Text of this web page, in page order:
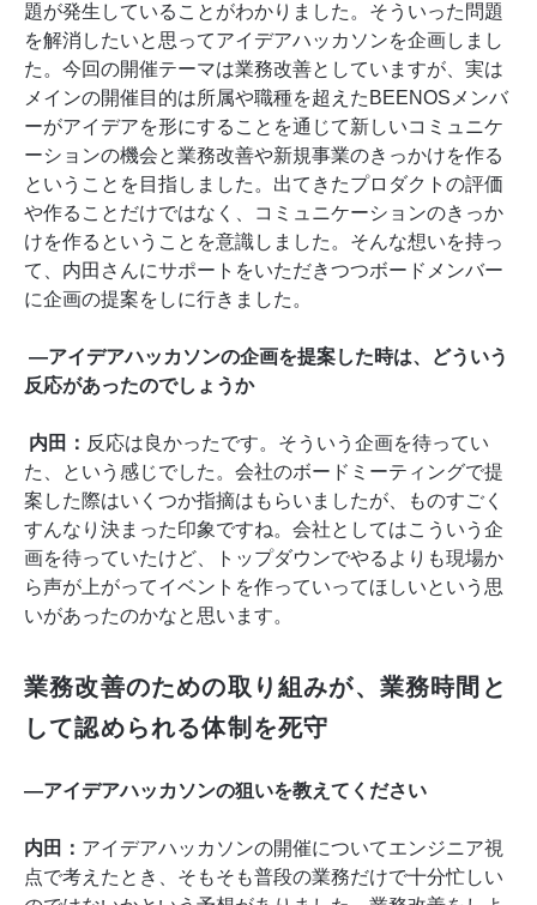
題が発生していることがわかりました。そういった問題
を解消したいと思ってアイデアハッカソンを企画しまし
た。今回の開催テーマは業務改善としていますが、実は
メインの開催目的は所属や職種を超えたBEENOSメンバ
ーがアイデアを形にすることを通じて新しいコミュニケ
ーションの機会と業務改善や新規事業のきっかけを作る
ということを目指しました。出てきたプロダクトの評価
や作ることだけではなく、コミュニケーションのきっか
けを作るということを意識しました。そんな想いを持っ
て、内田さんにサポートをいただきつつボードメンバー
に企画の提案をしに行きました。
―アイデアハッカソンの企画を提案した時は、どういう
反応があったのでしょうか
内田： 反応は良かったです。そういう企画を待ってい
た、という感じでした。会社のボードミーティングで提
案した際はいくつか指摘はもらいましたが、ものすごく
すんなり決まった印象ですね。会社としてはこういう企
画を待っていたけど、トップダウンでやるよりも現場か
ら声が上がってイベントを作っていってほしいという思
いがあったのかなと思います。
業務改善のための取り組みが、業務時間と
して認められる体制を死守
―アイデアハッカソンの狙いを教えてください
内田： アイデアハッカソンの開催についてエンジニア視
点で考えたとき、そもそも普段の業務だけで十分忙しい